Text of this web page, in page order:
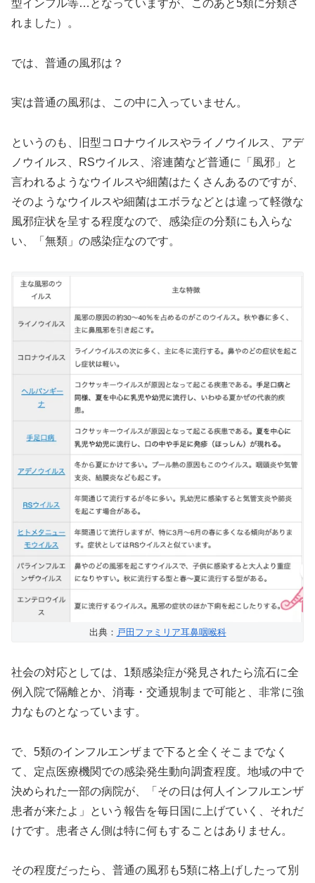
型インフル等…となっていますが、このあと5類に分類さ
れました）。
では、普通の風邪は？
実は普通の風邪は、この中に入っていません。
というのも、旧型コロナウイルスやライノウイルス、アデ
ノウイルス、RSウイルス、溶連菌など普通に「風邪」と
言われるようなウイルスや細菌はたくさんあるのですが、
そのようなウイルスや細菌はエボラなどとは違って軽微な
風邪症状を呈する程度なので、感染症の分類にも入らな
い、「無類」の感染症なのです。
出典： 戸田ファミリア耳鼻咽喉科
社会の対応としては、1類感染症が発見されたら流石に全
例入院で隔離とか、消毒・交通規制まで可能と、非常に強
力なものとなっています。
で、5類のインフルエンザまで下ると全くそこまでなく
て、定点医療機関での感染発生動向調査程度。地域の中で
決められた一部の病院が、「その日は何人インフルエンザ
患者が来たよ」という報告を毎日国に上げていく、それだ
けです。患者さん側は特に何もすることはありません。
その程度だったら、普通の風邪も5類に格上げしたって別